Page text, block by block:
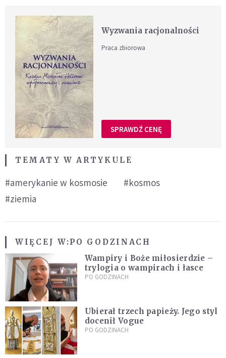
Wyzwania racjonalności
Praca zbiorowa
SPRAWDŹ CENĘ
TEMATY W ARTYKULE
#amerykanie w kosmosie
#kosmos
#ziemia
WIĘCEJ W:PO GODZINACH
Wampiry i Boże miłosierdzie –
trylogia o wampirach i łasce
PO GODZINACH
Ubierał trzech papieży. Jego styl
docenił Vogue
PO GODZINACH